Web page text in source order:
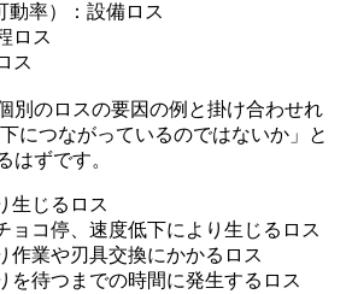
動率）：設備ロス
ロス
ス
別のロスの要因の例と掛け合わせれ
につながっているのではないか」と
はずです。
生じるロス
ョコ停、速度低下により生じるロス
作業や刃具交換にかかるロス
を待つまでの時間に発生するロス